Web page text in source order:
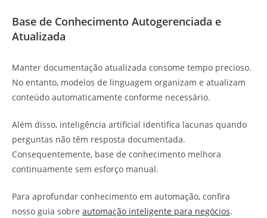
Base de Conhecimento Autogerenciada e
Atualizada
Manter documentação atualizada consome tempo precioso.
No entanto, modelos de linguagem organizam e atualizam
conteúdo automaticamente conforme necessário.
Além disso, inteligência artificial identifica lacunas quando
perguntas não têm resposta documentada.
Consequentemente, base de conhecimento melhora
continuamente sem esforço manual.
Para aprofundar conhecimento em automação, confira
nosso guia sobre automação inteligente para negócios.